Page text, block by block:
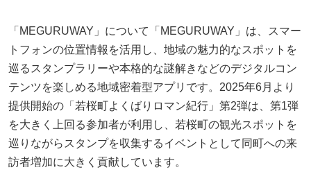
「MEGURUWAY」について「MEGURUWAY」は、スマー
トフォンの位置情報を活用し、地域の魅力的なスポットを
巡るスタンプラリーや本格的な謎解きなどのデジタルコン
テンツを楽しめる地域密着型アプリです。2025年6月より
提供開始の「若桜町よくばりロマン紀行」第2弾は、第1弾
を大きく上回る参加者が利用し、若桜町の観光スポットを
巡りながらスタンプを収集するイベントとして同町への来
訪者増加に大きく貢献しています。